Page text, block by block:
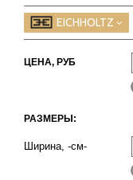
EICHHOLTZ
ЦЕНА, РУБ
РАЗМЕРЫ:
Ширина, -см-